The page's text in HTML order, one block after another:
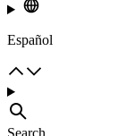
Español
Search